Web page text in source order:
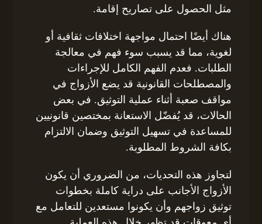
مثل الحصول على تصاريح إقامة.
هناك أيضًا احتمال مواجهة اختلافات ثقافية أو
لغوية، مما قد يسبب سوء فهم في معالجة
الطلبات. فعدم الفهم الكامل للإجراءات
والمصطلحات القانونية قد يضع الأزواج في
مواقف صعبة أثناء عملية التوثيق. في بعض
الحالات، قد يُفضّل الاستعانة بمختصين قانونيين
للمساعدة في تسهيل التوثيق وضمان الالتزام
بكافة الشروط المطلوبة.
لتجاوز هذه التحديات، من الضروري أن يكون
الأزواج الأجانب على دراية كاملة بخطوات
توثيق زواجهم وأن يكونوا مستعدين للتعامل مع